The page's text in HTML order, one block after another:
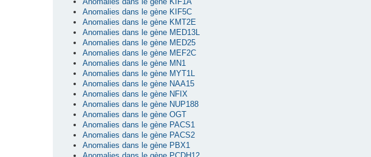
Anomalies dans le gène KIF5C
Anomalies dans le gène KMT2E
Anomalies dans le gène MED13L
Anomalies dans le gène MED25
Anomalies dans le gène MEF2C
Anomalies dans le gène MN1
Anomalies dans le gène MYT1L
Anomalies dans le gène NAA15
Anomalies dans le gène NFIX
Anomalies dans le gène NUP188
Anomalies dans le gène OGT
Anomalies dans le gène PACS1
Anomalies dans le gène PACS2
Anomalies dans le gène PBX1